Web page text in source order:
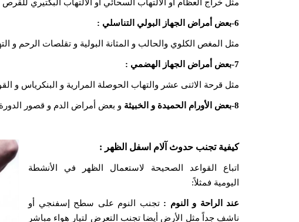
مثل خراج العظام أو الالتهاب السحائي أو الالتهاب البكتيري
6-بعض أمراض الجهاز البولي التناسلي :
مثل المغص الكلوي والحالب و المثانة البولية و تقلصات الرحم و
7-بعض أمراض الجهاز الهضمي :
مثل قرحة الاثنى عشر والتهاب الحوصلة المرارية و البنكرياس و
8-بعض الأورام الحميدة و الخبيثة و بعض أمراض الدم و قصور الدورة
كيفية تجنب حدوث آلام اسفل الظهر :
اتباع القواعد الصحيحة لاستعمال الظهر في الأنشطة
اليومية فمثلاً:
عند الراحة و النوم : تجنب النوم على سطح إسفنجي أو
ناشف جداً مثل الأرض أيضا تجنب التعرض لتيار هواء مباشر